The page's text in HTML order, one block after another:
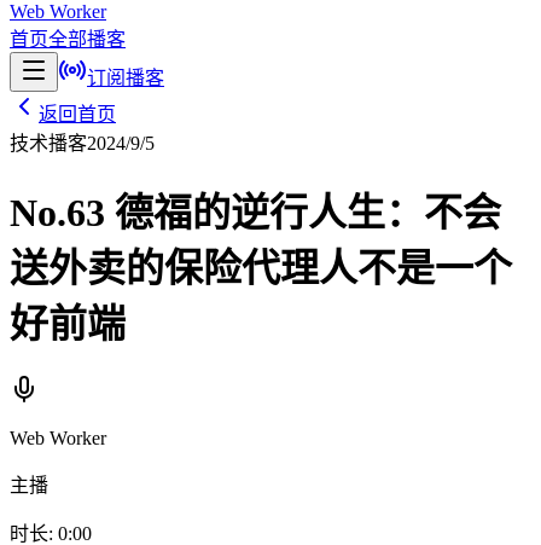
Web Worker
首页全部播客
订阅播客
返回首页
技术播客2024/9/5
No.63 德福的逆行人生：不会
送外卖的保险代理人不是一个
好前端
Web Worker
主播
时长: 0:00